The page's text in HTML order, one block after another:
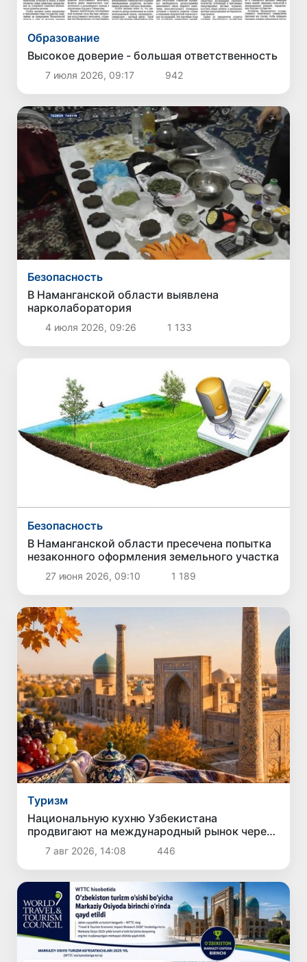
Образование
Высокое доверие - большая ответственность
7 июля 2026, 09:17 942
Безопасность
В Наманганской области выявлена
нарколаборатория
4 июля 2026, 09:26 1 133
Безопасность
В Наманганской области пресечена попытка
незаконного оформления земельного участка
27 июня 2026, 09:10 1 189
Туризм
Национальную кухню Узбекистана
продвигают на международный рынок через
гастротуризм
7 авг 2026, 14:08 446